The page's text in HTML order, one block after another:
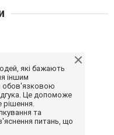
які бажають
іншим
обов'язковою
Це допоможе
та
питань, що